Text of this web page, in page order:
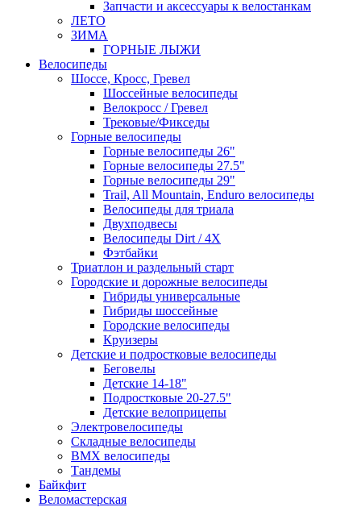
Запчасти и аксессуары к велостанкам
ЛЕТО
ЗИМА
ГОРНЫЕ ЛЫЖИ
Велосипеды
Шоссе, Кросс, Гревел
Шоссейные велосипеды
Велокросс / Гревел
Трековые/Фикседы
Горные велосипеды
Горные велосипеды 26"
Горные велосипеды 27.5"
Горные велосипеды 29"
Trail, All Mountain, Enduro велосипеды
Велосипеды для триала
Двухподвесы
Велосипеды Dirt / 4X
Фэтбайки
Триатлон и раздельный старт
Городские и дорожные велосипеды
Гибриды универсальные
Гибриды шоссейные
Городские велосипеды
Круизеры
Детские и подростковые велосипеды
Беговелы
Детские 14-18"
Подростковые 20-27.5"
Детские велоприцепы
Электровелосипеды
Складные велосипеды
BMX велосипеды
Тандемы
Байкфит
Веломастерская